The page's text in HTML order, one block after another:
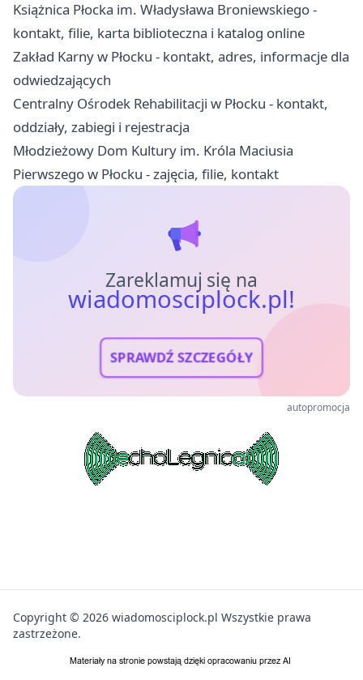
Książnica Płocka im. Władysława Broniewskiego -
kontakt, filie, karta biblioteczna i katalog online
Zakład Karny w Płocku - kontakt, adres, informacje dla
odwiedzających
Centralny Ośrodek Rehabilitacji w Płocku - kontakt,
oddziały, zabiegi i rejestracja
Młodzieżowy Dom Kultury im. Króla Maciusia
Pierwszego w Płocku - zajęcia, filie, kontakt
Zareklamuj się na
wiadomosciplock.pl!
SPRAWDŹ SZCZEGÓŁY
autopromocja
Copyright © 2026 wiadomosciplock.pl Wszystkie prawa
zastrzeżone.